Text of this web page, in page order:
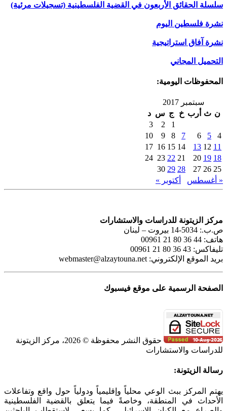
سلسلة الحقائق الأربعون في القضية الفلسطينية (تسجيلات مرئية)
نشرة فلسطين اليوم
نشرة آفاق استراتيجية
التحميل المجاني
المحفوظات اليومية:
سبتمبر 2017
ن ث أرب خ ج س د
1
2
3
4
5
6
7
8
9
10
11
12
13
14
15
16
17
18
19
20
21
22
23
24
25
26
27
28
29
30
« أغسطس
أكتوبر »
مركز الزيتونة للدراسات والاستشارات
ص.ب.: 5034-14 بيروت – لبنان
هاتف: 44 36 80 21 00961
تليفاكس: 43 36 80 21 00961
بريد الموقع الإلكتروني: webmaster@alzaytouna.net
الصفحة الرسمية على موقع فيسبوك
حقوق النشر محفوظة © 2026، مركز الزيتونة
للدراسات والاستشارات
Toggle
Bar
Area
رسالة الزيتونة:
يهتم المركز ببث الوعي محلياً وإقليمياً ودولياً حول واقع وتفاعلات
الأحداث في المنطقة، وخاصةً فيما يتعلق بالقضية الفلسطينية